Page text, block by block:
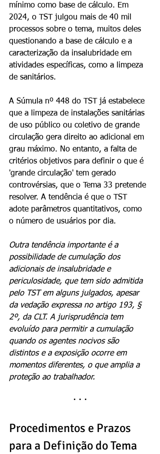
mínimo como base de cálculo. Em
2024, o TST julgou mais de 40 mil
processos sobre o tema, muitos deles
questionando a base de cálculo e a
caracterização da insalubridade em
atividades específicas, como a limpeza
de sanitários.
A Súmula nº 448 do TST já estabelece
que a limpeza de instalações sanitárias
de uso público ou coletivo de grande
circulação gera direito ao adicional em
grau máximo. No entanto, a falta de
critérios objetivos para definir o que é
'grande circulação' tem gerado
controvérsias, que o Tema 33 pretende
resolver. A tendência é que o TST
adote parâmetros quantitativos, como
o número de usuários por dia.
Outra tendência importante é a
possibilidade de cumulação dos
adicionais de insalubridade e
periculosidade, que tem sido admitida
pelo TST em alguns julgados, apesar
da vedação expressa no artigo 193, §
2º, da CLT. A jurisprudência tem
evoluído para permitir a cumulação
quando os agentes nocivos são
distintos e a exposição ocorre em
momentos diferentes, o que amplia a
proteção ao trabalhador.
· · ·
Procedimentos e Prazos
para a Definição do Tema